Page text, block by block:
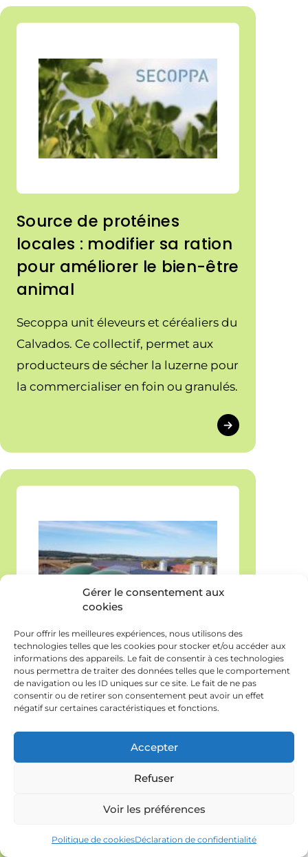
Gérer le consentement aux
cookies
Pour offrir les meilleures expériences, nous utilisons des
technologies telles que les cookies pour stocker et/ou accéder aux
informations des appareils. Le fait de consentir à ces technologies
nous permettra de traiter des données telles que le comportement
de navigation ou les ID uniques sur ce site. Le fait de ne pas
consentir ou de retirer son consentement peut avoir un effet
négatif sur certaines caractéristiques et fonctions.
Accepter
Refuser
Voir les préférences
Politique de cookiesDéclaration de confidentialité
Source de protéines
locales : modifier sa ration
pour améliorer le bien-être
animal
Secoppa unit éleveurs et céréaliers du
Calvados. Ce collectif, permet aux
producteurs de sécher la luzerne pour
la commercialiser en foin ou granulés.
Méthanisation agricole : la
FNCuma appelle à
préserver les projets
agricoles collectifs
Les récentes annonces du
Gouvernement concernant l'évolution